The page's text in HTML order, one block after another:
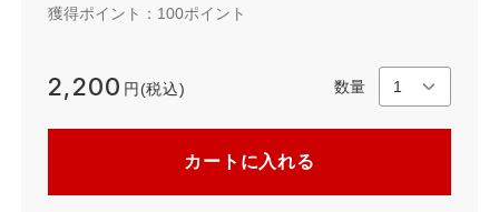
獲得ポイント： 100ポイント
2,200 円(税込) 数量
カートに入れる